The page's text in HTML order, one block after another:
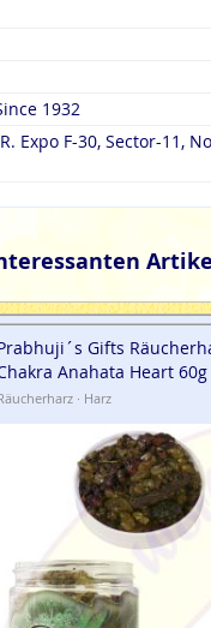
India - Since 1932
UP, 201301,
Gifts
Anahata Heart 60g
· Harz